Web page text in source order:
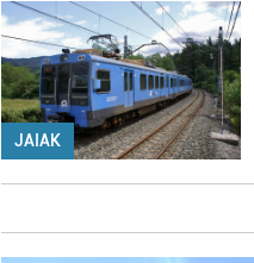
JAIAK